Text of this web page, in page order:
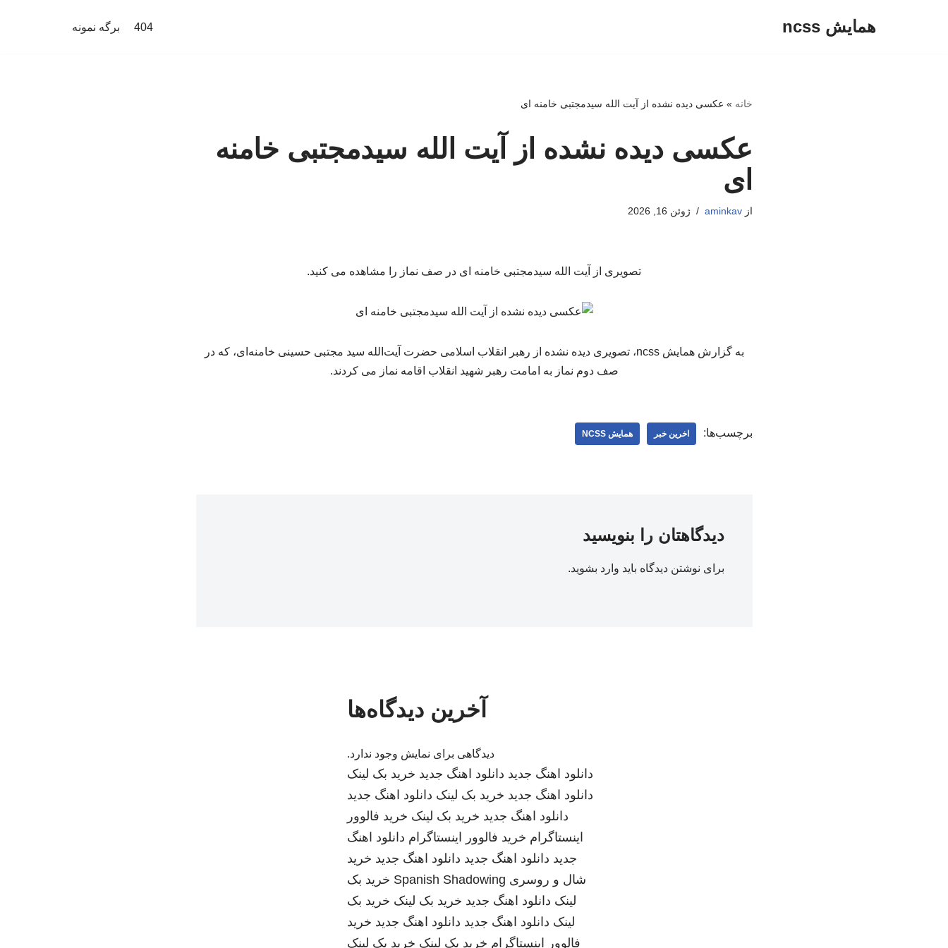
همایش ncss 404 برگه نمونه
خانه » عکسی دیده نشده از آیت الله سیدمجتبی خامنه ای
عکسی دیده نشده از آیت الله سیدمجتبی خامنه
ای
ازaminkav ژوئن 16, 2026
تصویری از آیت الله سیدمجتبی خامنه ای در صف نماز را مشاهده می کنید.
به گزارش همایش ncss، تصویری دیده نشده از رهبر انقلاب اسلامی حضرت آیت‌الله سید مجتبی حسینی خامنه‌ای، که در
صف دوم نماز به امامت رهبر شهید انقلاب اقامه نماز می کردند.
برچسب‌ها: اخرین خبر همایش NCSS
دیدگاهتان را بنویسید
برای نوشتن دیدگاه باید وارد بشوید.
آخرین دیدگاه‌ها
دیدگاهی برای نمایش وجود ندارد.
دانلود اهنگ جدید دانلود اهنگ جدید خرید بک لینک
دانلود اهنگ جدید خرید بک لینک دانلود اهنگ جدید
دانلود اهنگ جدید خرید بک لینک خرید فالوور
اینستاگرام خرید فالوور اینستاگرام دانلود اهنگ
جدید دانلود اهنگ جدید دانلود اهنگ جدید خرید
شال و روسری Spanish Shadowing خرید بک
لینک دانلود اهنگ جدید خرید بک لینک خرید بک
لینک دانلود اهنگ جدید دانلود اهنگ جدید خرید
فالوور اینستاگرام خرید بک لینک خرید بک لینک